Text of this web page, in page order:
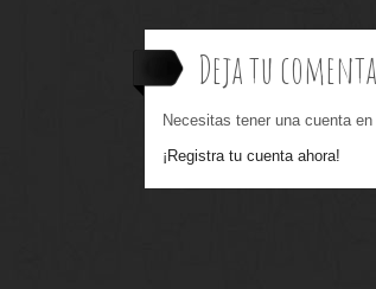
Deja tu
Necesitas tener una cuenta
¡Registra tu cuenta ahora!